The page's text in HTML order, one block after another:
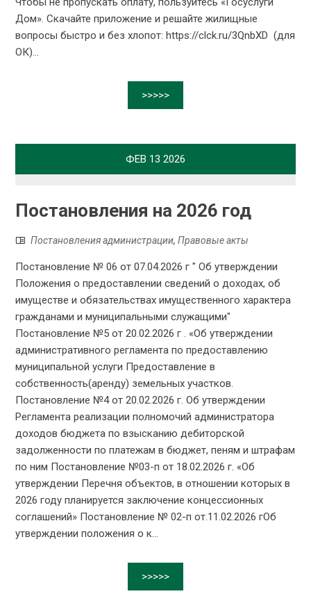
Дом». Скачайте приложение и решайте жилищные
вопросы быстро и без хлопот: https://clck.ru/3QnbXD (для
ОК)...
>>>>>
ФЕВ 13 2026
Постановления на 2026 год
Постановления администрации,Правовые акты
Постановление № 06 от 07.04.2026 г " Об утверждении
Положения о предоставлении сведений о доходах, об
имуществе и обязательствах имущественного характера
гражданами и муниципальными служащими"
Постановление №5 от 20.02.2026 г . «Об утверждении
административного регламента по предоставлению
муниципальной услуги Предоставление в
собственность(аренду) земельных участков.
Постановление №4 от 20.02.2026 г. Об утверждении
Регламента реализации полномочий администратора
доходов бюджета по взысканию дебиторской
задолженности по платежам в бюджет, пеням и штрафам
по ним Постановление №03-п от 18.02.2026 г. «Об
утверждении Перечня объектов, в отношении которых в
2026 году планируется заключение концессионных
соглашений» Постановление № 02-п от.11.02.2026 гОб
утверждении положения о к...
>>>>>